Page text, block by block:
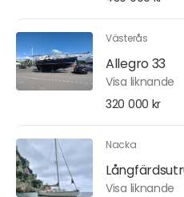
Västerås
Allegro 33
Visa liknande
320 000 kr
Nacka
Visa liknande